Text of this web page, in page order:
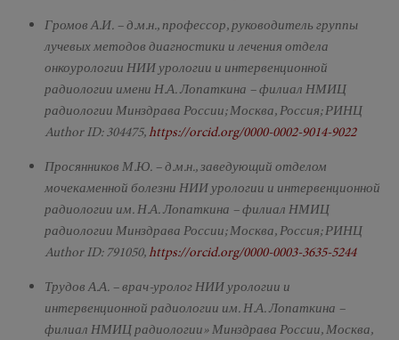
Громов А.И. – д.м.н., профессор, руководитель группы
лучевых методов диагностики и лечения отдела
онкоурологии НИИ урологии и интервенционной
радиологии имени Н.А. Лопаткина – филиал НМИЦ
радиологии Минздрава России; Москва, Россия; РИНЦ
Author ID: 304475,https://orcid.org/0000-0002-9014-9022
Просянников М.Ю. – д.м.н., заведующий отделом
мочекаменной болезни НИИ урологии и интервенционной
радиологии им. Н.А. Лопаткина – филиал НМИЦ
радиологии Минздрава России; Москва, Россия; РИНЦ
Author ID: 791050,https://orcid.org/0000-0003-3635-5244
Трудов А.А. – врач-уролог НИИ урологии и
интервенционной радиологии им. Н.А. Лопаткина –
филиал НМИЦ радиологии» Минздрава России, Москва,